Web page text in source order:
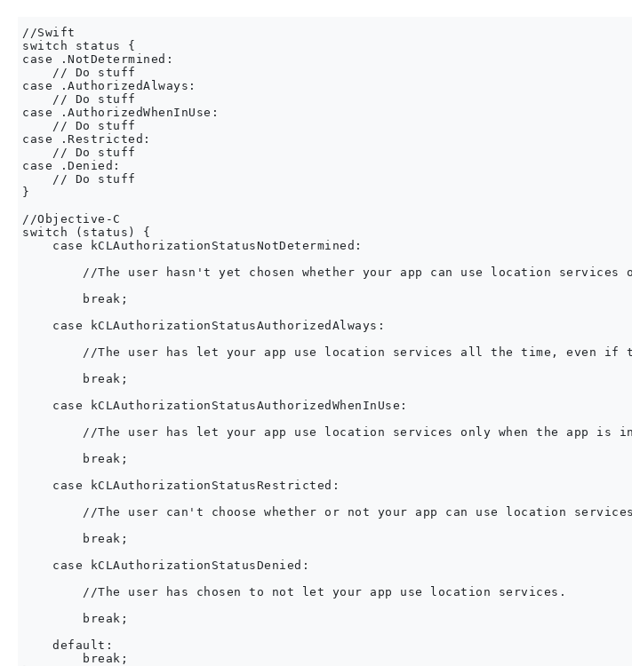
//Swift
switch status {
case .NotDetermined:
    // Do stuff
case .AuthorizedAlways:
    // Do stuff
case .AuthorizedWhenInUse:
    // Do stuff
case .Restricted:
    // Do stuff
case .Denied:
    // Do stuff
}
//Objective-C
switch (status) {
    case kCLAuthorizationStatusNotDetermined:
//The user hasn't yet chosen whether your app can use location services
        break;
    case kCLAuthorizationStatusAuthorizedAlways:
//The user has let your app use location services all the time, even if
        break;
    case kCLAuthorizationStatusAuthorizedWhenInUse:
//The user has let your app use location services only when the app is
        break;
    case kCLAuthorizationStatusRestricted:
//The user can't choose whether or not your app can use location
        break;
    case kCLAuthorizationStatusDenied:
        //The user has chosen to not let your app use location services.
        break;
    default:
        break;